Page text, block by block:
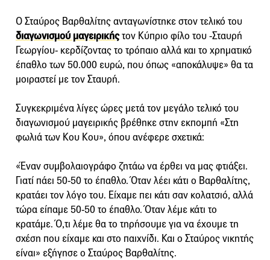
Ο Σταύρος Βαρθαλίτης ανταγωνίστηκε στον τελικό του
διαγωνισμού μαγειρικήςτον Κύπριο φίλο του -Σταυρή
Γεωργίου- κερδίζοντας το τρόπαιο αλλά και το χρηματικό
έπαθλο των 50.000 ευρώ, που όπως «αποκάλυψε» θα τα
μοιραστεί με τον Σταυρή.
Συγκεκριμένα λίγες ώρες μετά τον μεγάλο τελικό του
διαγωνισμού μαγειρικής βρέθηκε στην εκπομπή «Στη
φωλιά των Κου Κου», όπου ανέφερε σχετικά:
«Έναν συμβολαιογράφο ζητάω να έρθει να μας φτιάξει.
Γιατί πάει 50-50 το έπαθλο. Όταν λέει κάτι ο Βαρθαλίτης,
κρατάει τον λόγο του. Είχαμε πει κάτι σαν κολατσιό, αλλά
τώρα είπαμε 50-50 το έπαθλο. Όταν λέμε κάτι το
κρατάμε. Ό,τι λέμε θα το τηρήσουμε για να έχουμε τη
σχέση που είχαμε και στο παιχνίδι. Και ο Σταύρος νικητής
είναι» εξήγησε ο Σταύρος Βαρθαλίτης.